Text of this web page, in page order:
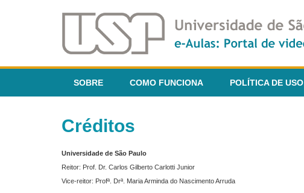
SOBRE COMO FUNCIONA POLÍTICA DE USO
Créditos
Universidade de São Paulo
Reitor: Prof. Dr. Carlos Gilberto Carlotti Junior
Vice-reitor: Profª. Drª. Maria Arminda do Nascimento Arruda